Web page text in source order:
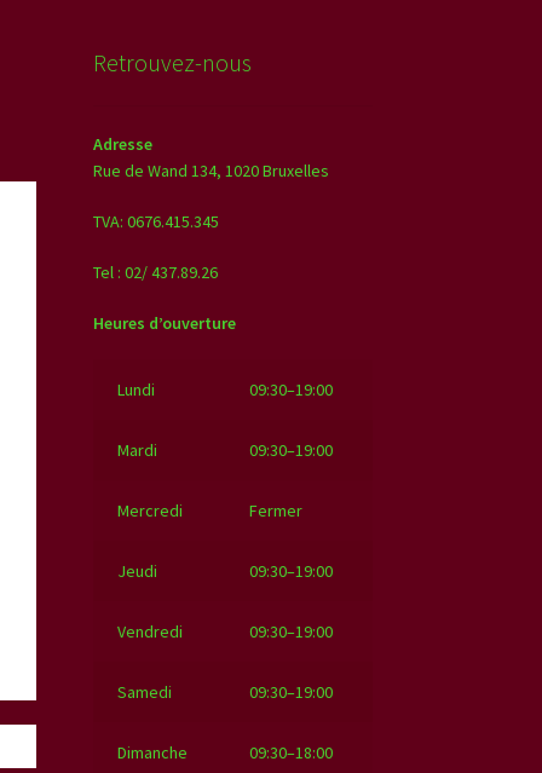
Retrouvez-nous
Adresse
Rue de Wand 134, 1020 Bruxelles
TVA: 0676.415.345
Tel : 02/ 437.89.26
Heures d’ouverture
Lundi 09:30–19:00
Mardi 09:30–19:00
Mercredi Fermer
Jeudi 09:30–19:00
Vendredi 09:30–19:00
Samedi 09:30–19:00
Dimanche 09:30–18:00